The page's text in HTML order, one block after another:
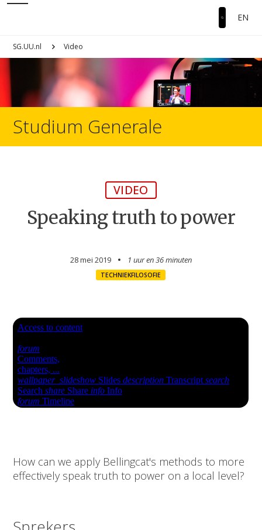
EN
SG.UU.nl Video
Studium Generale
VIDEO
Speaking truth to power
28 mei 2019 1 uur en36 minuten
TECHNIEKFILOSOFIE
How can we apply Bellingcat's methods to more
effectively speak truth to power on a local level?